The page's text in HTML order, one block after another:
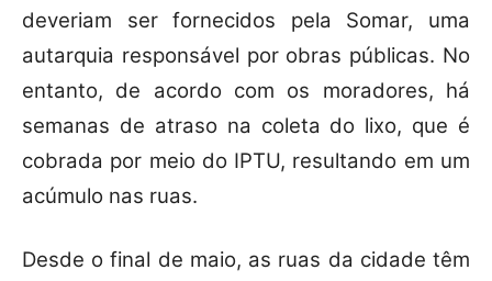
deveriam ser fornecidos pela Somar, uma
autarquia responsável por obras públicas. No
entanto, de acordo com os moradores, há
semanas de atraso na coleta do lixo, que é
cobrada por meio do IPTU, resultando em um
acúmulo nas ruas.
Desde o final de maio, as ruas da cidade têm